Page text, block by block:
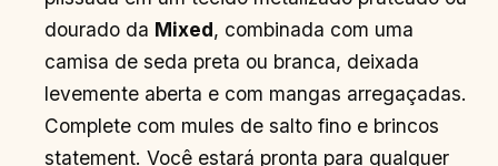
dourado da Mixed, combinada com uma
camisa de seda preta ou branca, deixada
levemente aberta e com mangas arregaçadas.
Complete com mules de salto fino e brincos
statement. Você estará pronta para qualquer